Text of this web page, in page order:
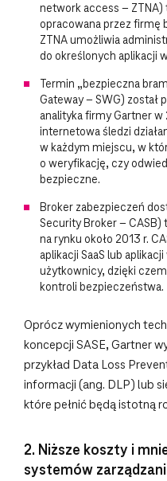
network access – ZTNA)
opracowana przez firmę
ZTNA umożliwia
do określonych aplikacji
Termin „bezpieczna
Gateway – SWG) został
analityka firmy Gartner
internetowa śledzi
w każdym miejscu, w
o weryfikację, czy
bezpieczne.
Broker zabezpieczeń
Security Broker – CASB)
na rynku około 2013 r.
aplikacji SaaS lub
użytkownicy, dzięki
kontroli bezpieczeństwa.
Oprócz wymienionych
koncepcji SASE, Gartner
przykład Data Loss
informacji (ang. DLP) lub
które pełnić będą istotną
2. Niższe koszty i
systemów